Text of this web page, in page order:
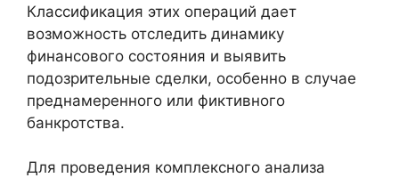
Классификация этих операций дает
возможность отследить динамику
финансового состояния и выявить
подозрительные сделки, особенно в случае
преднамеренного или фиктивного
банкротства.
Для проведения комплексного анализа